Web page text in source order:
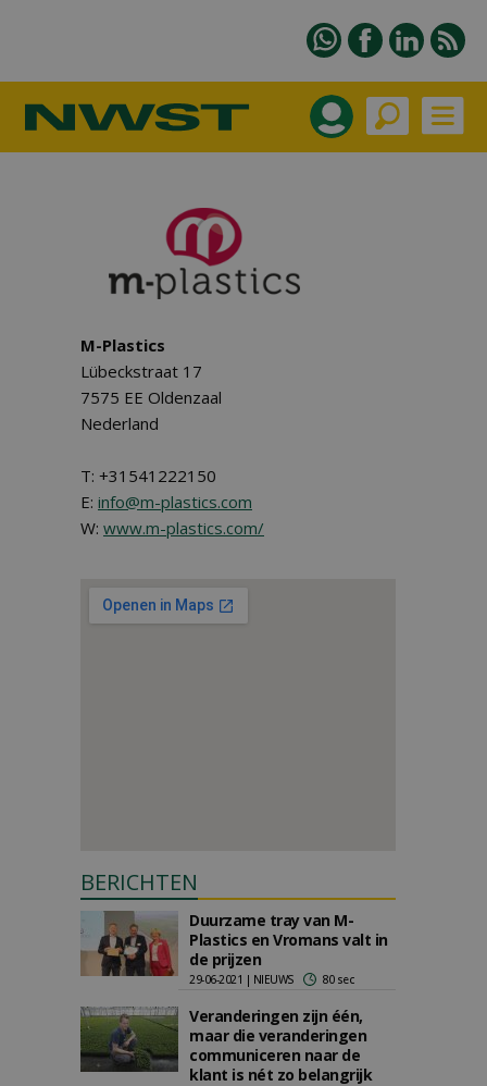
M-Plastics
Lübeckstraat 17
7575 EE Oldenzaal
Nederland
T: +31541222150
E: info@m-plastics.com
W: www.m-plastics.com/
BERICHTEN
Duurzame tray van M-
Plastics en Vromans valt in
de prijzen
29-06-2021 | NIEUWS 80 sec
Veranderingen zijn één,
maar die veranderingen
communiceren naar de
klant is nét zo belangrijk